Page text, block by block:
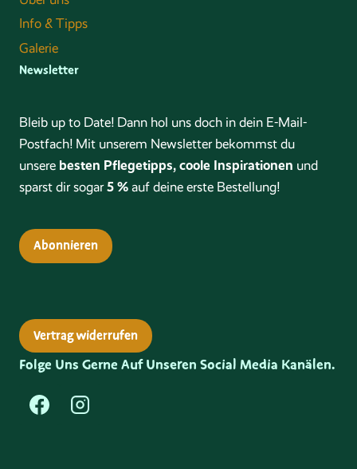
Info & Tipps
Galerie
Newsletter
Bleib up to Date! Dann hol uns doch in dein E-Mail-
Postfach! Mit unserem Newsletter bekommst du
unsere besten Pflegetipps, coole Inspirationen und
sparst dir sogar5 % auf deine erste Bestellung!
Abonnieren
Vertrag widerrufen
Folge Uns Gerne Auf Unseren Social Media Kanälen.